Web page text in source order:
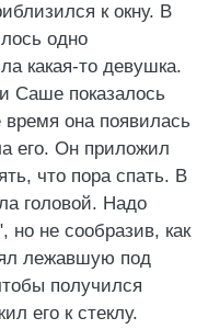
к окну. В
одно
какая-то девушка.
Саше показалось
время она появилась
его. Он приложил
что пора спать. В
головой. Надо
но не сообразив, как
лежавшую под
получился
его к стеклу.